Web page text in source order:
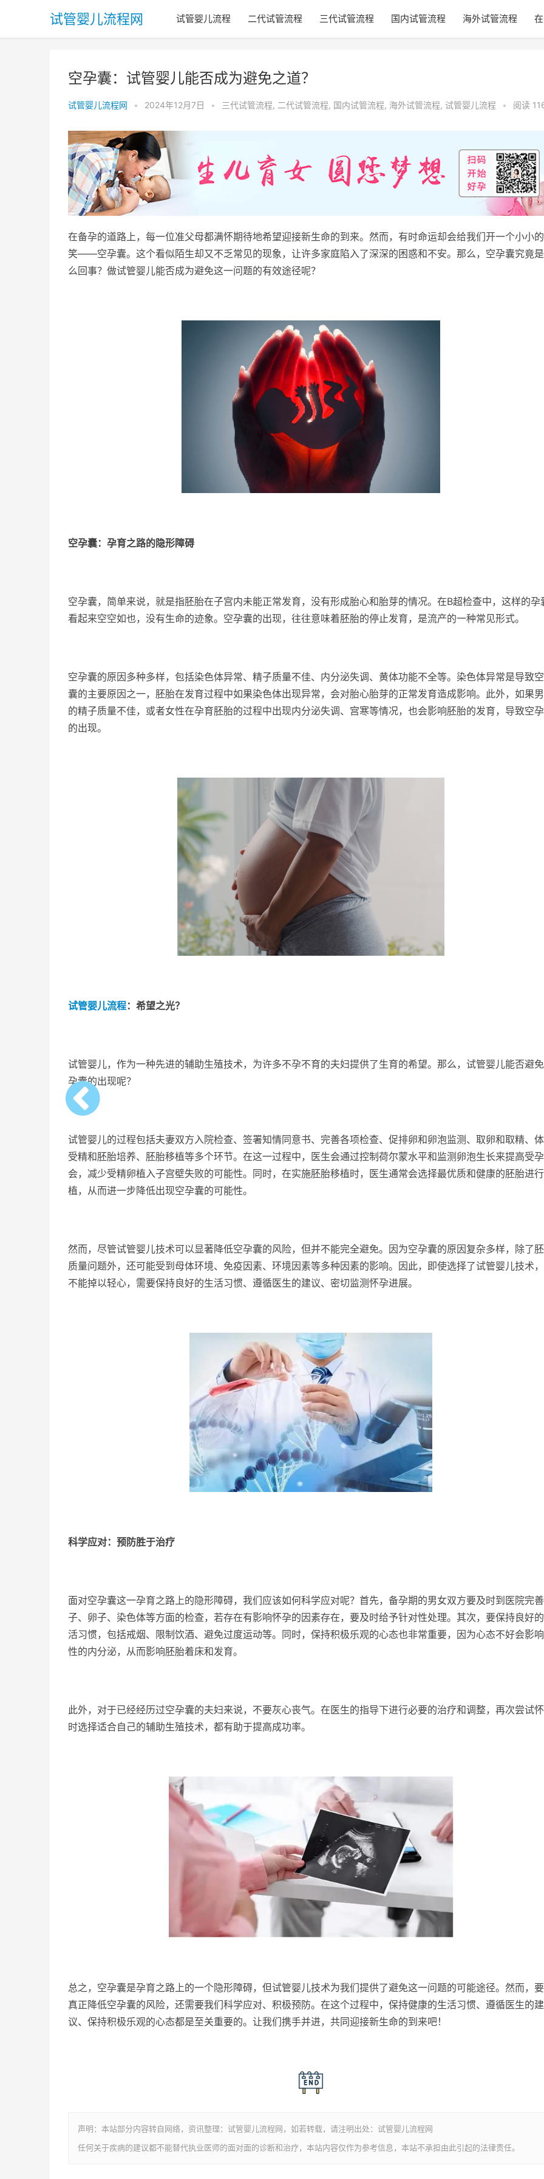
试管婴儿流程网 试管婴儿流程 二代试管流程 三代试管流程 国内试管流程 海外试管流程
空孕囊：试管婴儿能否成为避免之道？
试管婴儿流程网 • 2024年12月7日 • 三代试管流程, 二代试管流程, 国内试管流程, 海外试管流程, 试管婴儿流程 • 阅读
在备孕的道路上，每一位准父母都满怀期待地希望迎接新生命的到来。然而，有时命运却会给我们开一个小小
笑——空孕囊。这个看似陌生却又不乏常见的现象，让许多家庭陷入了深深的困惑和不安。那么，空孕囊究竟
么回事？做试管婴儿能否成为避免这一问题的有效途径呢？
空孕囊：孕育之路的隐形障碍
空孕囊，简单来说，就是指胚胎在子宫内未能正常发育，没有形成胎心和胎芽的情况。在B超检查中，这样的孕
看起来空空如也，没有生命的迹象。空孕囊的出现，往往意味着胚胎的停止发育，是流产的一种常见形式。
空孕囊的原因多种多样，包括染色体异常、精子质量不佳、内分泌失调、黄体功能不全等。染色体异常是导致
囊的主要原因之一，胚胎在发育过程中如果染色体出现异常，会对胎心胎芽的正常发育造成影响。此外，如果
的精子质量不佳，或者女性在孕育胚胎的过程中出现内分泌失调、宫寒等情况，也会影响胚胎的发育，导致空
的出现。
试管婴儿流程：希望之光？
试管婴儿，作为一种先进的辅助生殖技术，为许多不孕不育的夫妇提供了生育的希望。那么，试管婴儿能否避
孕囊的出现呢？
试管婴儿的过程包括夫妻双方入院检查、签署知情同意书、完善各项检查、促排卵和卵泡监测、取卵和取精、
受精和胚胎培养、胚胎移植等多个环节。在这一过程中，医生会通过控制荷尔蒙水平和监测卵泡生长来提高受
会，减少受精卵植入子宫壁失败的可能性。同时，在实施胚胎移植时，医生通常会选择最优质和健康的胚胎进
植，从而进一步降低出现空孕囊的可能性。
然而，尽管试管婴儿技术可以显著降低空孕囊的风险，但并不能完全避免。因为空孕囊的原因复杂多样，除了
质量问题外，还可能受到母体环境、免疫因素、环境因素等多种因素的影响。因此，即使选择了试管婴儿技术
不能掉以轻心，需要保持良好的生活习惯、遵循医生的建议、密切监测怀孕进展。
科学应对：预防胜于治疗
面对空孕囊这一孕育之路上的隐形障碍，我们应该如何科学应对呢？首先，备孕期的男女双方要及时到医院完
子、卵子、染色体等方面的检查，若存在有影响怀孕的因素存在，要及时给予针对性处理。其次，要保持良好
活习惯，包括戒烟、限制饮酒、避免过度运动等。同时，保持积极乐观的心态也非常重要，因为心态不好会影
性的内分泌，从而影响胚胎着床和发育。
此外，对于已经经历过空孕囊的夫妇来说，不要灰心丧气。在医生的指导下进行必要的治疗和调整，再次尝试
时选择适合自己的辅助生殖技术，都有助于提高成功率。
总之，空孕囊是孕育之路上的一个隐形障碍，但试管婴儿技术为我们提供了避免这一问题的可能途径。然而，
真正降低空孕囊的风险，还需要我们科学应对、积极预防。在这个过程中，保持健康的生活习惯、遵循医生的建
议、保持积极乐观的心态都是至关重要的。让我们携手并进，共同迎接新生命的到来吧！
声明：本站部分内容转自网络，资讯整理：试管婴儿流程网，如若转载，请注明出处：试管婴儿流程网
任何关于疾病的建议都不能替代执业医师的面对面的诊断和治疗，本站内容仅作为参考信息，本站不承担由此引起的法律责任。